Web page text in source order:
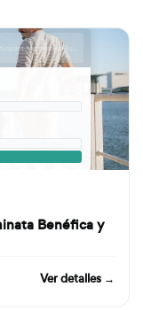
Benéfica y
Ver detalles →